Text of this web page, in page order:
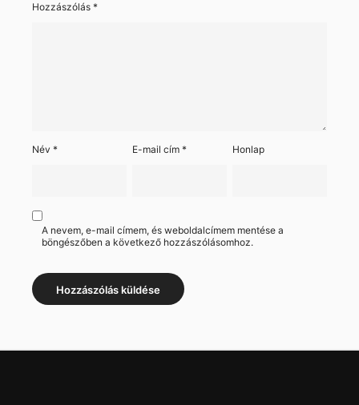
Hozzászólás *
Név * E-mail cím* Honlap
A nevem, e-mail címem, és weboldalcímem mentése a
böngészőben a következő hozzászólásomhoz.